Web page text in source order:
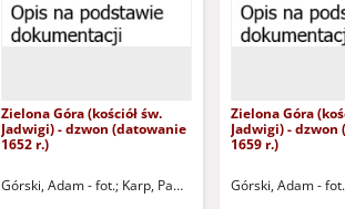
Zielona Góra (kościół św.
Jadwigi) - dzwon (datowanie
1652 r.)
Górski, Adam - fot. Karp, Paweł - fot.
Zielona Góra
Jadwigi) -
1659 r.)
Górski, Adam - fot.